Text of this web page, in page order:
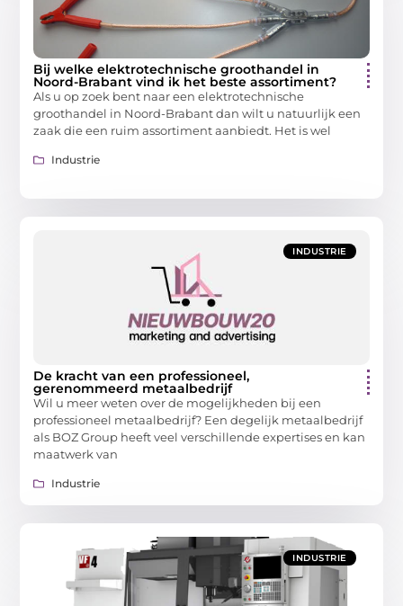
Bij welke elektrotechnische groothandel in
Noord-Brabant vind ik het beste assortiment?
Als u op zoek bent naar een elektrotechnische
groothandel in Noord-Brabant dan wilt u natuurlijk een
zaak die een ruim assortiment aanbiedt. Het is wel
Industrie
INDUSTRIE
De kracht van een professioneel,
gerenommeerd metaalbedrijf
Wil u meer weten over de mogelijkheden bij een
professioneel metaalbedrijf? Een degelijk metaalbedrijf
als BOZ Group heeft veel verschillende expertises en kan
maatwerk van
Industrie
INDUSTRIE